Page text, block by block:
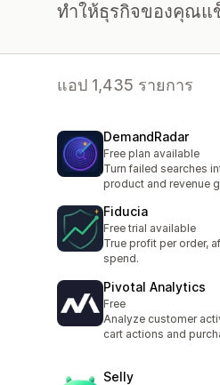
ทำให้ธุรกิจของคุณแ
แอป 1,435 รายการ
DemandRadar
Free plan available
Turn failed searches
product and revenue
Fiducia
Free trial available
True profit per order,
spend.
Pivotal Analytics
Free
Analyze customer
cart actions and
Selly